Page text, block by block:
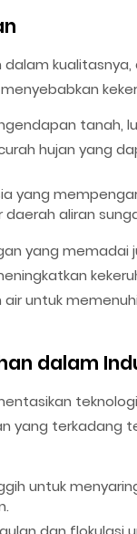
dalam
tanah,
hujan yang
yang
aliran
yang
untuk
dalam
yang terkadang
untuk